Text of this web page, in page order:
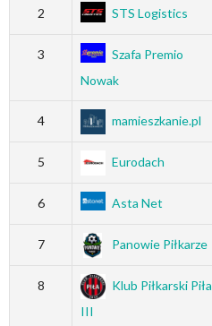
2 STS Logistics
3
Szafa Premio
Nowak
4 mamieszkanie.pl
5 Eurodach
6 Asta Net
7 Panowie Piłkarze
8
Klub Piłkarski Piła
III